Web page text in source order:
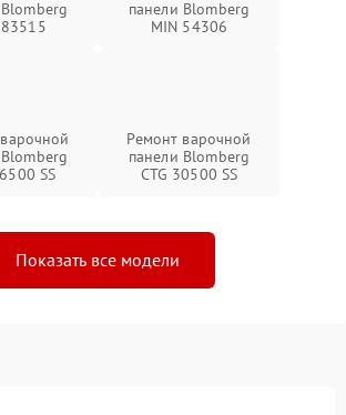
83515
панели Blomberg
MIN 54306
SS
Ремонт варочной
панели Blomberg
CTG 30500 SS
Показать все модели